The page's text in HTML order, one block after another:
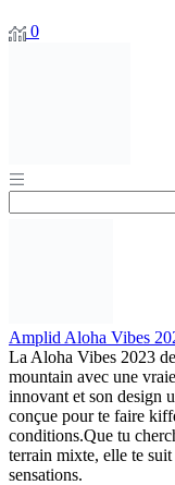
0
Amplid Aloha Vibes
La Aloha Vibes 2023
mountain avec une
innovant et son design
conçue pour te faire
conditions.Que tu
terrain mixte, elle te
sensations.